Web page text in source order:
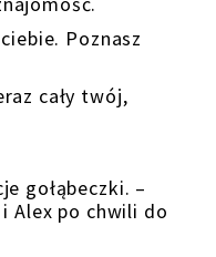
Poznasz
cały twój,
gołąbeczki. –
i Alex po chwili do